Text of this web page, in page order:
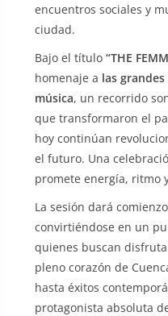
encuentros sociales y
ciudad.
Bajo el título “THE
homenaje a las
música, un recorrido
que transformaron el
hoy continúan
el futuro. Una
promete energía, ritmo
La sesión dará
convirtiéndose en un
quienes buscan
pleno corazón de
hasta éxitos
protagonista absoluta